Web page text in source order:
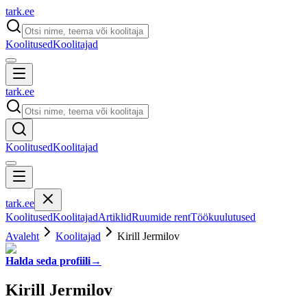
tark.ee
KoolitusedKoolitajad
tark.ee
KoolitusedKoolitajad
tark.ee
KoolitusedKoolitajadArtiklidRuumide rentTöökuulutused
Avaleht
Koolitajad Kirill Jermilov
Halda seda profiili→
Kirill Jermilov